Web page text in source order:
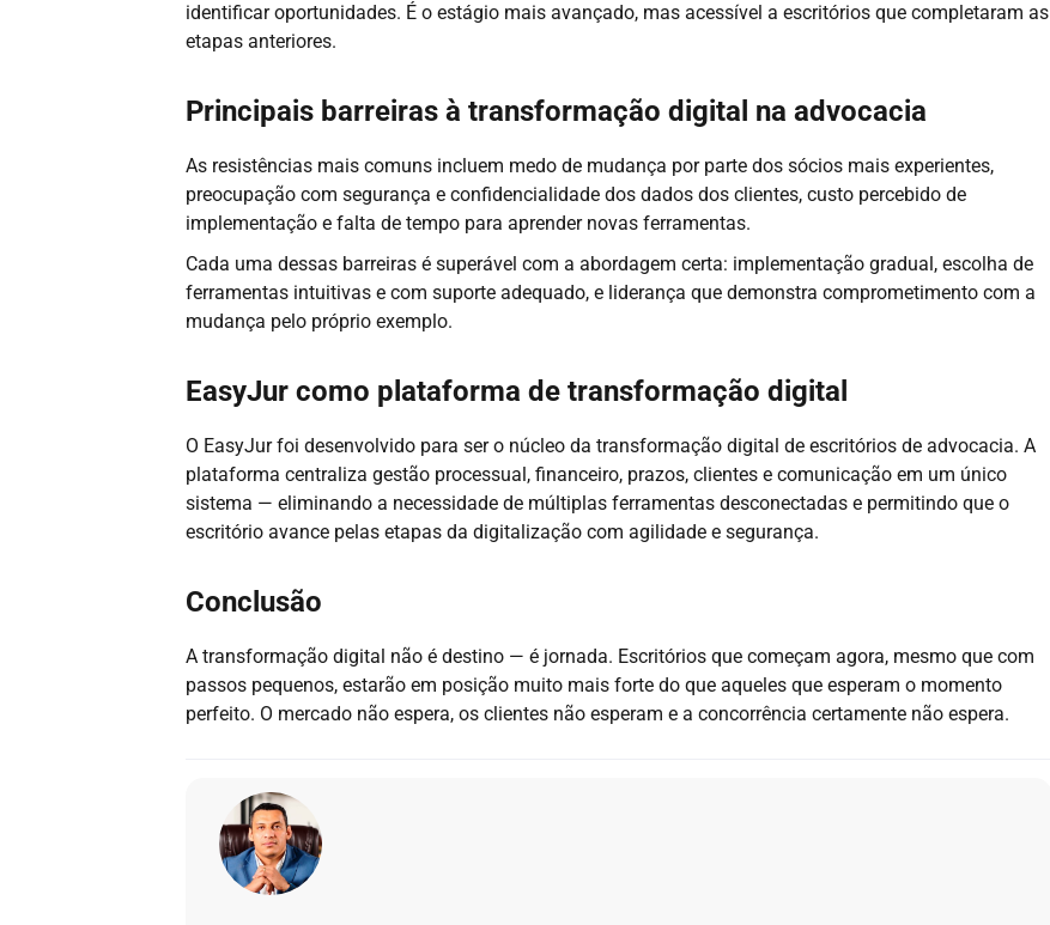
identificar oportunidades. É o estágio mais avançado, mas acessível a escritórios que completaram as
etapas anteriores.
Principais barreiras à transformação digital na advocacia
As resistências mais comuns incluem medo de mudança por parte dos sócios mais experientes,
preocupação com segurança e confidencialidade dos dados dos clientes, custo percebido de
implementação e falta de tempo para aprender novas ferramentas.
Cada uma dessas barreiras é superável com a abordagem certa: implementação gradual, escolha de
ferramentas intuitivas e com suporte adequado, e liderança que demonstra comprometimento com a
mudança pelo próprio exemplo.
EasyJur como plataforma de transformação digital
O EasyJur foi desenvolvido para ser o núcleo da transformação digital de escritórios de advocacia. A
plataforma centraliza gestão processual, financeiro, prazos, clientes e comunicação em um único
sistema — eliminando a necessidade de múltiplas ferramentas desconectadas e permitindo que o
escritório avance pelas etapas da digitalização com agilidade e segurança.
Conclusão
A transformação digital não é destino — é jornada. Escritórios que começam agora, mesmo que com
passos pequenos, estarão em posição muito mais forte do que aqueles que esperam o momento
perfeito. O mercado não espera, os clientes não esperam e a concorrência certamente não espera.